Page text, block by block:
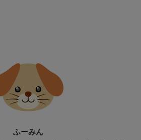
ふーみん